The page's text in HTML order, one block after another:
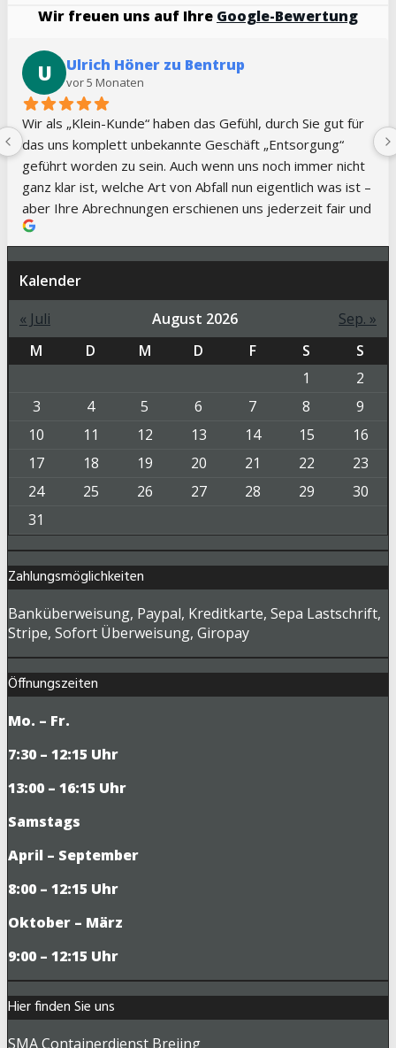
Wir freuen uns auf Ihre Google-Bewertung
J Jennifer Kilian
vor 5 Monaten
Sehr guter Service, immer kurzfristig und flexibel. Vielen
Dank!
Kalender
« Juli
August 2026
Sep. »
M
D M D F S
S
1
2
3
4 5 6 7 8
9
10
11 12 13 14 15
16
17
18 19 20 21 22
23
24
25 26 27 28 29
30
31
Zahlungsmöglichkeiten
Banküberweisung, Paypal, Kreditkarte, Sepa Lastschrift,
Stripe, Sofort Überweisung, Giropay
Öffnungszeiten
Mo. – Fr.
7:30 – 12:15 Uhr
13:00 – 16:15 Uhr
Samstags
April – September
8:00 – 12:15 Uhr
Oktober – März
9:00 – 12:15 Uhr
Hier finden Sie uns
SMA Containerdienst Breiing